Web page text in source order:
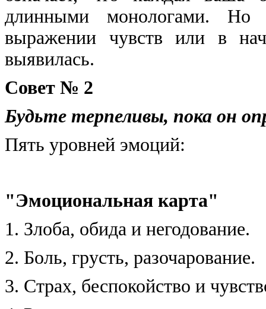
длинными монологами. Но
выражении чувств или в
выявилась.
Совет № 2
Будьте терпеливы, пока он
Пять уровней эмоций:
"Эмоциональная карта"
1. Злоба, обида и негодование.
2. Боль, грусть, разочарование.
3. Страх, беспокойство и